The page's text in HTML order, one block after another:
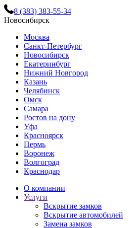
8 (383) 383-55-34
Новосибирск
Москва
Санкт-Петербург
Новосибирск
Екатеринбург
Нижний Новгород
Казань
Челябинск
Омск
Самара
Ростов на дону
Уфа
Красноярск
Пермь
Воронеж
Волгоград
Краснодар
О компании
Услуги
Вскрытие замков
Вскрытие автомобилей
Замена замков